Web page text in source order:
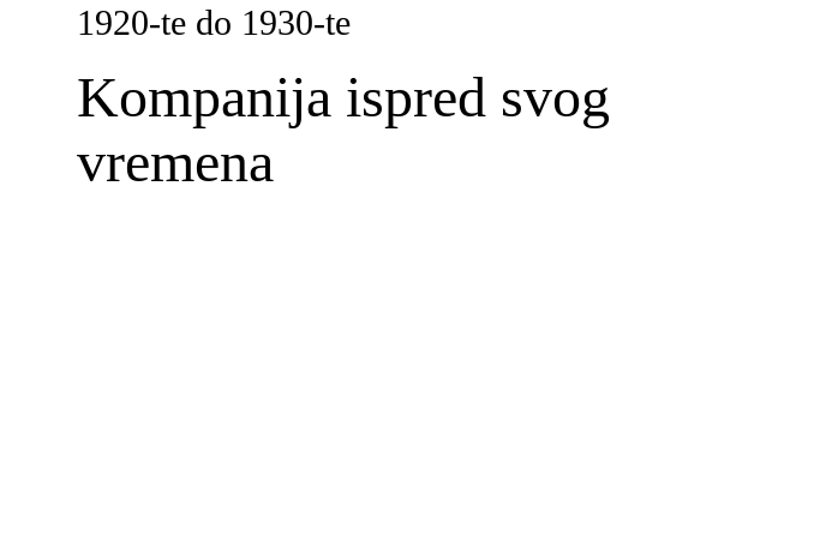
1920-te do 1930-te
Kompanija ispred svog
vremena